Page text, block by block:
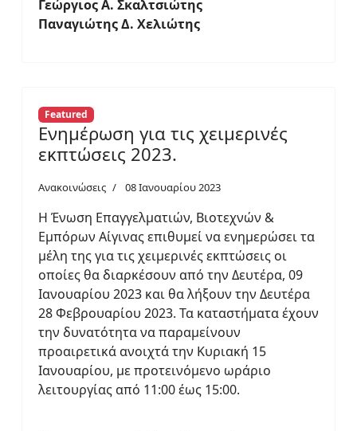
Γεώργιος Α. Σκαλτσιώτης
Παναγιώτης Δ. Χελιώτης
Featured
Ενημέρωση για τις χειμερινές
εκπτώσεις 2023.
Ανακοινώσεις 08 Ιανουαρίου 2023
Η Ένωση Επαγγελματιών, Βιοτεχνών &
Εμπόρων Αίγινας επιθυμεί να ενημερώσει τα
μέλη της για τις χειμερινές εκπτώσεις οι
οποίες θα διαρκέσουν από την Δευτέρα, 09
Ιανουαρίου 2023 και θα λήξουν την Δευτέρα
28 Φεβρουαρίου 2023. Τα καταστήματα έχουν
την δυνατότητα να παραμείνουν
προαιρετικά ανοιχτά την Κυριακή 15
Ιανουαρίου, με προτεινόμενο ωράριο
λειτουργίας από 11:00 έως 15:00.